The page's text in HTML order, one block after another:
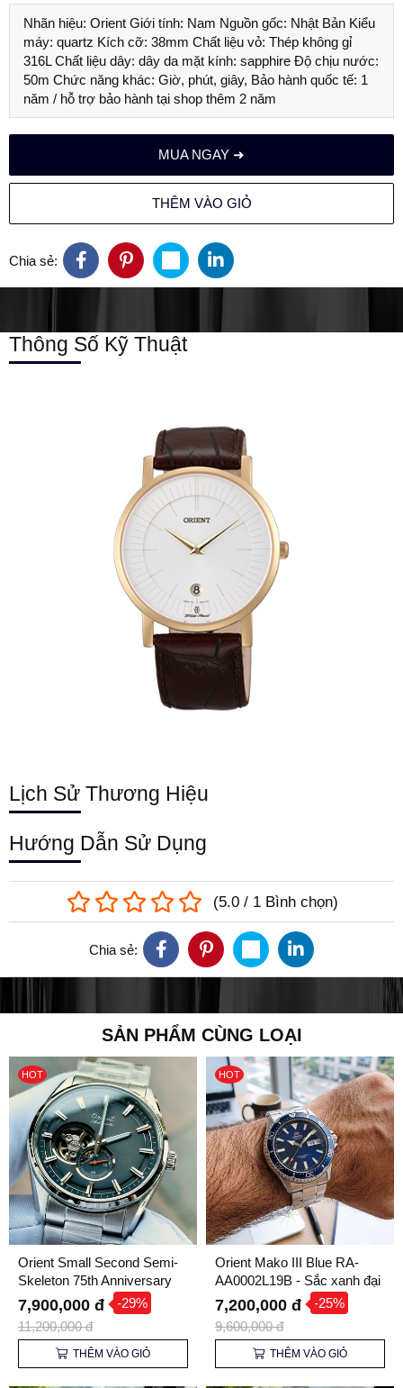
Nhãn hiệu: Orient Giới tính: Nam Nguồn gốc: Nhật Bản Kiểu
máy: quartz Kích cỡ: 38mm Chất liệu vỏ: Thép không gỉ
316L Chất liệu dây: dây da mặt kính: sapphire Độ chịu nước:
50m Chức năng khác: Giờ, phút, giây, Bảo hành quốc tế: 1
năm / hỗ trợ bảo hành tại shop thêm 2 năm
MUA NGAY ➜
THÊM VÀO GIỎ
Chia sẻ:
Thông Số Kỹ Thuật
Lịch Sử Thương Hiệu
Hướng Dẫn Sử Dụng
(5.0 / 1 Bình chọn)
Chia sẻ:
SẢN PHẨM CÙNG LOẠI
HOT
Orient Small Second Semi-
Skeleton 75th Anniversary
Limited Edition RA-
AR0012N30B - Phiên Bản
Giới Hạn chỉ 2800 Chiếc
toàn Thế giới
7,900,000 đ -29%
11,200,000 đ
THÊM VÀO GIỎ
HOT
Orient Mako III Blue RA-
AA0002L19B - Sắc xanh đại
dương trên cổ tay
7,200,000 đ -25%
9,600,000 đ
THÊM VÀO GIỎ